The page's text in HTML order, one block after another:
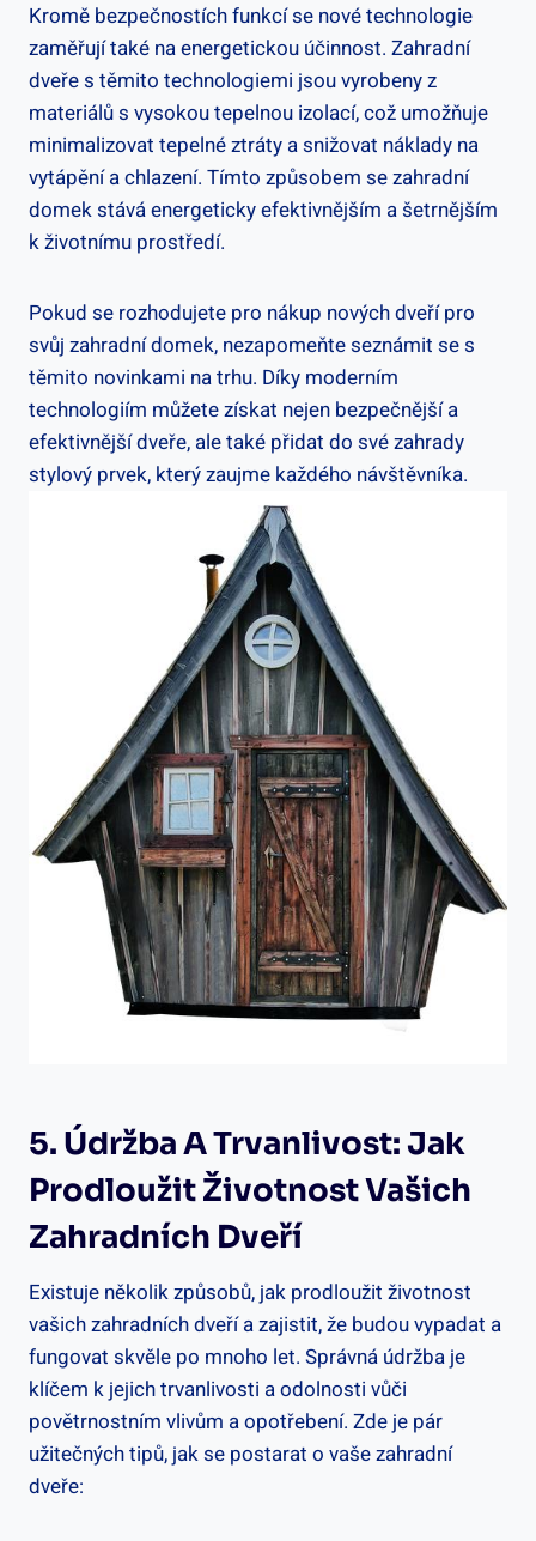
Kromě bezpečnostích funkcí se nové technologie
zaměřují také na energetickou účinnost. Zahradní
dveře s těmito technologiemi jsou vyrobeny z
materiálů s vysokou tepelnou izolací, což umožňuje
minimalizovat tepelné ztráty a snižovat náklady na
vytápění a chlazení. Tímto způsobem se zahradní
domek stává energeticky efektivnějším a šetrnějším
k životnímu prostředí.
Pokud se rozhodujete pro nákup nových dveří pro
svůj zahradní domek, nezapomeňte seznámit se s
těmito novinkami na trhu. Díky moderním
technologiím můžete získat nejen bezpečnější a
efektivnější dveře, ale také přidat do své zahrady
stylový prvek, který zaujme každého návštěvníka.
5. Údržba A Trvanlivost: Jak
Prodloužit Životnost Vašich
Zahradních Dveří
Existuje několik způsobů, jak prodloužit životnost
vašich zahradních dveří a zajistit, že budou vypadat a
fungovat skvěle po mnoho let. Správná údržba je
klíčem k jejich trvanlivosti a odolnosti vůči
povětrnostním vlivům a opotřebení. Zde je pár
užitečných tipů, jak se postarat o vaše zahradní
dveře: